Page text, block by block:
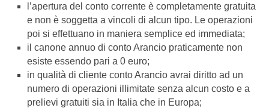
l’apertura del conto corrente è completamente gratuita
e non è soggetta a vincoli di alcun tipo. Le operazioni
poi si effettuano in maniera semplice ed immediata;
il canone annuo di conto Arancio praticamente non
esiste essendo pari a 0 euro;
in qualità di cliente conto Arancio avrai diritto ad un
numero di operazioni illimitate senza alcun costo e a
prelievi gratuiti sia in Italia che in Europa;